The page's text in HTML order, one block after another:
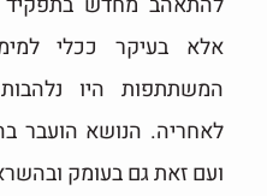
אלא בעיקר ככלי
המשתתפות היו
לאחריה. הנושא הועבר
ועם זאת גם בעומק